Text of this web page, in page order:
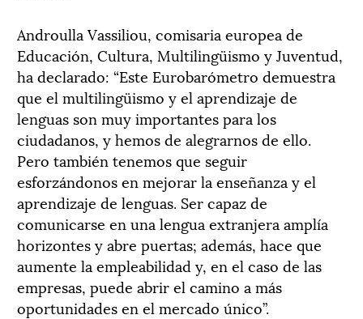
Androulla Vassiliou, comisaria europea de
Educación, Cultura, Multilingüismo y Juventud,
ha declarado: “Este Eurobarómetro demuestra
que el multilingüismo y el aprendizaje de
lenguas son muy importantes para los
ciudadanos, y hemos de alegrarnos de ello.
Pero también tenemos que seguir
esforzándonos en mejorar la enseñanza y el
aprendizaje de lenguas. Ser capaz de
comunicarse en una lengua extranjera amplía
horizontes y abre puertas; además, hace que
aumente la empleabilidad y, en el caso de las
empresas, puede abrir el camino a más
oportunidades en el mercado único”.